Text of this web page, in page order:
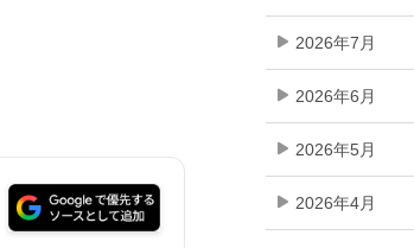
2026年7月
2026年6月
2026年5月
2026年4月